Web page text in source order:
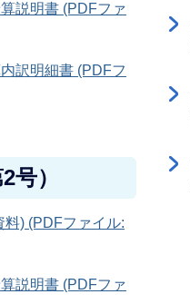
説明書 (PDFファ
訳明細書 (PDFフ
号）
) (PDFファイル:
説明書 (PDFファ